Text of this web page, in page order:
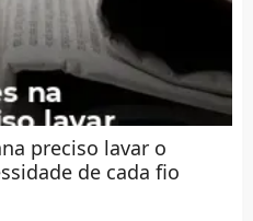
preciso lavar o
de cada fio